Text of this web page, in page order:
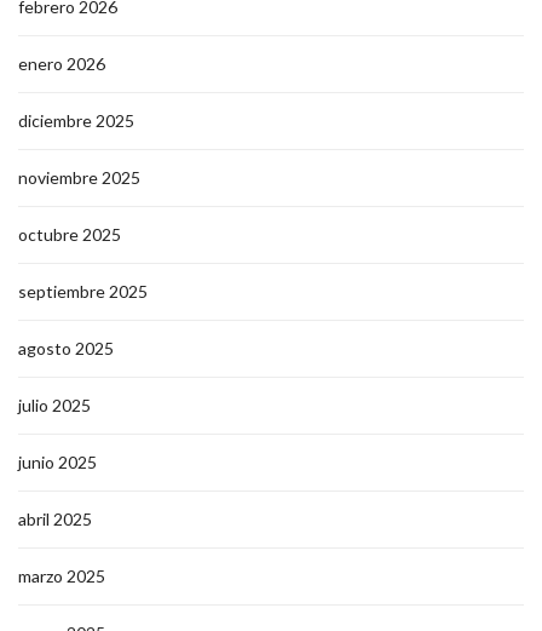
febrero 2026
enero 2026
diciembre 2025
noviembre 2025
octubre 2025
septiembre 2025
agosto 2025
julio 2025
junio 2025
abril 2025
marzo 2025